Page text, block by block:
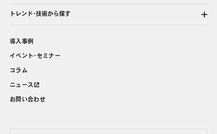
トレンド・技術から探す
導入事例
イベント・セミナー
コラム
ニュース
お問い合わせ